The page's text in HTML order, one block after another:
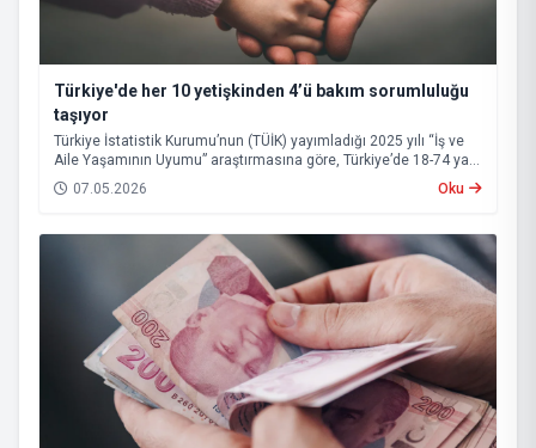
Türkiye'de her 10 yetişkinden 4’ü bakım sorumluluğu
taşıyor
Türkiye İstatistik Kurumu’nun (TÜİK) yayımladığı 2025 yılı “İş ve
Aile Yaşamının Uyumu” araştırmasına göre, Türkiye’de 18-74 yaş
grubundaki nüfusun yüzde 43,1’i bakım sorumluluğu üstleniyor.
07.05.2026 Oku